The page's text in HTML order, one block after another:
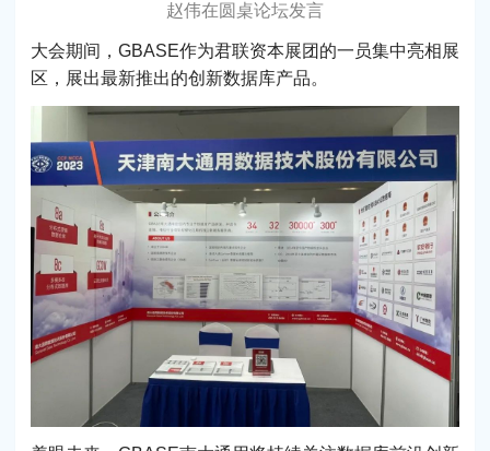
赵伟在圆桌论坛发言
大会期间，GBASE作为君联资本展团的一员集中亮相展
区，展出最新推出的创新数据库产品。